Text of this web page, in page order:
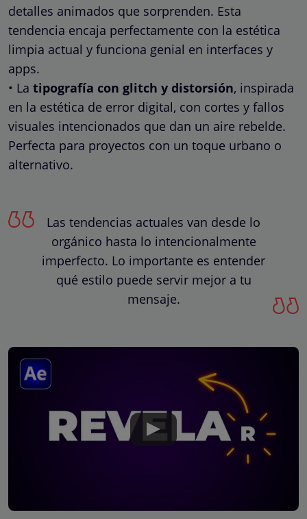
detalles animados que sorprenden. Esta
tendencia encaja perfectamente con la estética
limpia actual y funciona genial en interfaces y
apps.
• La tipografía con glitch y distorsión, inspirada
en la estética de error digital, con cortes y fallos
visuales intencionados que dan un aire rebelde.
Perfecta para proyectos con un toque urbano o
alternativo.
Las tendencias actuales van desde lo
orgánico hasta lo intencionalmente
imperfecto. Lo importante es entender
qué estilo puede servir mejor a tu
mensaje.